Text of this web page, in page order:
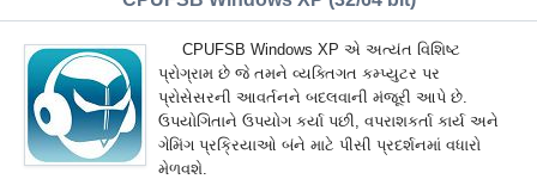
CPUFSB Windows XP એ અત્યંત વિશિષ્ટ
પ્રોગ્રામ છે જે તમને વ્યક્તિગત કમ્પ્યુટર પર
પ્રોસેસરની આવર્તનને બદલવાની મંજૂરી આપે છે.
ઉપયોગિતાને ઉપયોગ કર્યા પછી, વપરાશકર્તા કાર્ય અને
ગેમિંગ પ્રક્રિયાઓ બંને માટે પીસી પ્રદર્શનમાં વધારો
મેળવશે.